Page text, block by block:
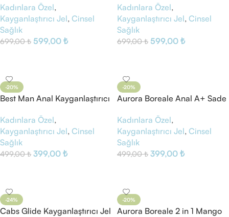
Kadınlara Özel,
Kayganlaştırıcı Jel, Cinsel
Sağlık
699,00₺ 599,00 ₺
Kadınlara Özel,
Kayganlaştırıcı Jel, Cinsel
Sağlık
699,00₺ 599,00 ₺
-20%
Best Man Anal Kayganlaştırıcı
Kadınlara Özel,
Kayganlaştırıcı Jel, Cinsel
Sağlık
499,00₺ 399,00 ₺
-20%
Aurora Boreale Anal A+ Sade
Kadınlara Özel,
Kayganlaştırıcı Jel, Cinsel
Sağlık
499,00₺ 399,00 ₺
-24%
Cabs Glide Kayganlaştırıcı Jel
-20%
Aurora Boreale 2 in 1 Mango